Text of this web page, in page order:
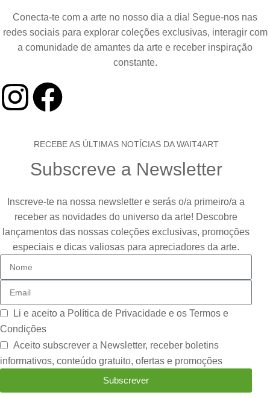
Conecta-te com a arte no nosso dia a dia! Segue-nos nas
redes sociais para explorar coleções exclusivas, interagir com
a comunidade de amantes da arte e receber inspiração
constante.
RECEBE AS ÚLTIMAS NOTÍCIAS DA WAIT4ART
Subscreve a Newsletter
Inscreve-te na nossa newsletter e serás o/a primeiro/a a
receber as novidades do universo da arte! Descobre
lançamentos das nossas coleções exclusivas, promoções
especiais e dicas valiosas para apreciadores da arte.
Li e aceito a Política de Privacidade e os Termos e
Condições
Aceito subscrever a Newsletter, receber boletins
informativos, conteúdo gratuito, ofertas e promoções
Subscrever